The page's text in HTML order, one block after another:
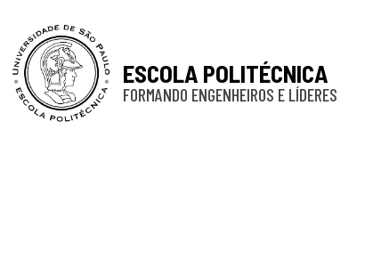
ESCOLA POLITÉCNICA
FORMANDO ENGENHEIROS E LÍDERES